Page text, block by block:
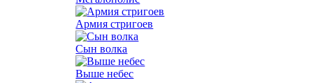
Армия стригоев
Сын волка
Выше небес